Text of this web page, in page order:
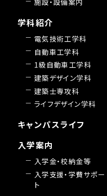
学科紹介
電気技術工学科
自動車工学科
1級自動車工学科
建築デザイン学科
建築士専攻科
ライフデザイン学科
キャンパスライフ
入学案内
入学金・校納金等
入学支援・学費サポー
ト